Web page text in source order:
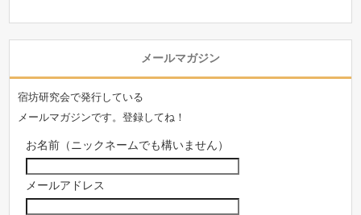
メールマガジン
宿坊研究会で発行している
メールマガジンです。登録してね！
お名前（ニックネームでも構いません）
メールアドレス